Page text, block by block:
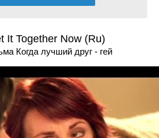
It Together Now (Ru)
Когда лучший друг - гей